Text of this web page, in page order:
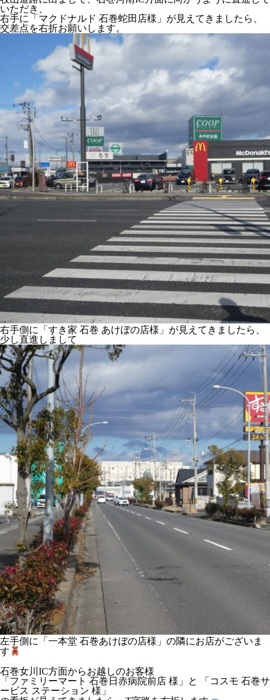
いただき、
右手に「マクドナルド 石巻蛇田店様」が見えてきましたら、
交差点を右折お願いします。
右手側に「すき家 石巻 あけぼの店様」が見えてきましたら、
少し直進しまして
左手側に「一本堂 石巻あけぼの店様」の隣にお店がございま
す
石巻女川IC方面からお越しのお客様
「ファミリーマート 石巻日赤病院前店 様」と 「コスモ 石巻サ
ービス ステーション 様」